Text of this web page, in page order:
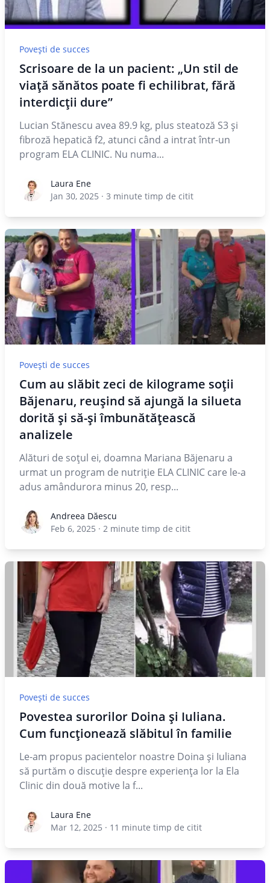
Povești de succes
Scrisoare de la un pacient: „Un stil de
viață sănătos poate fi echilibrat, fără
interdicții dure”
Lucian Stănescu avea 89.9 kg, plus steatoză S3 și
fibroză hepatică f2, atunci când a intrat într-un
program ELA CLINIC. Nu numa...
Laura EneLaura Ene
Jan 30, 2025 · 3 minute timp de citit
Povești de succes
Cum au slăbit zeci de kilograme soţii
Băjenaru, reușind să ajungă la silueta
dorită și să-și îmbunătățească
analizele
Alături de soțul ei, doamna Mariana Băjenaru a
urmat un program de nutriție ELA CLINIC care le-a
adus amândurora minus 20, resp...
Andreea Dăescu
Andreea Dăescu
Feb 6, 2025 · 2 minute timp de citit
Povești de succes
Povestea surorilor Doina și Iuliana.
Cum funcționează slăbitul în familie
Le-am propus pacientelor noastre Doina și Iuliana
să purtăm o discuție despre experiența lor la Ela
Clinic din două motive la f...
Laura EneLaura Ene
Mar 12, 2025 · 11 minute timp de citit